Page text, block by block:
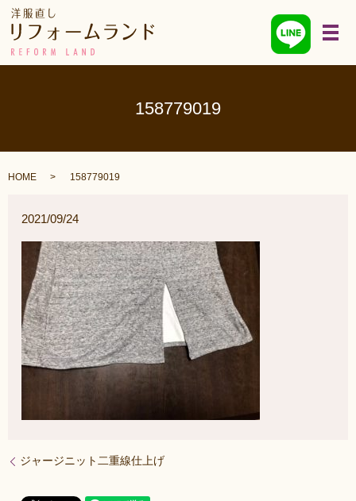
メ
158779019
HOME 158779019
2021/09/24
ジャージニット二重線仕上げ